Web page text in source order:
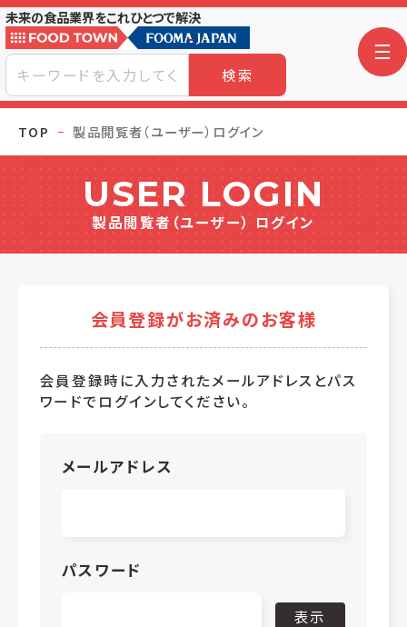
未来の食品業界をこれひとつで解決
検索
TOP 製品閲覧者（ユーザー）ログイン
USER LOGIN
製品閲覧者（ユーザー） ログイン
会員登録がお済みのお客様
会員登録時に入力されたメールアドレスとパス
ワードでログインしてください。
メールアドレス
パスワード
表示